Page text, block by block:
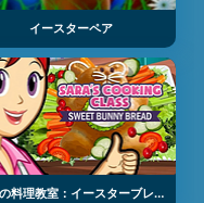
イースターペア
サラの料理教室：イースターブレッド